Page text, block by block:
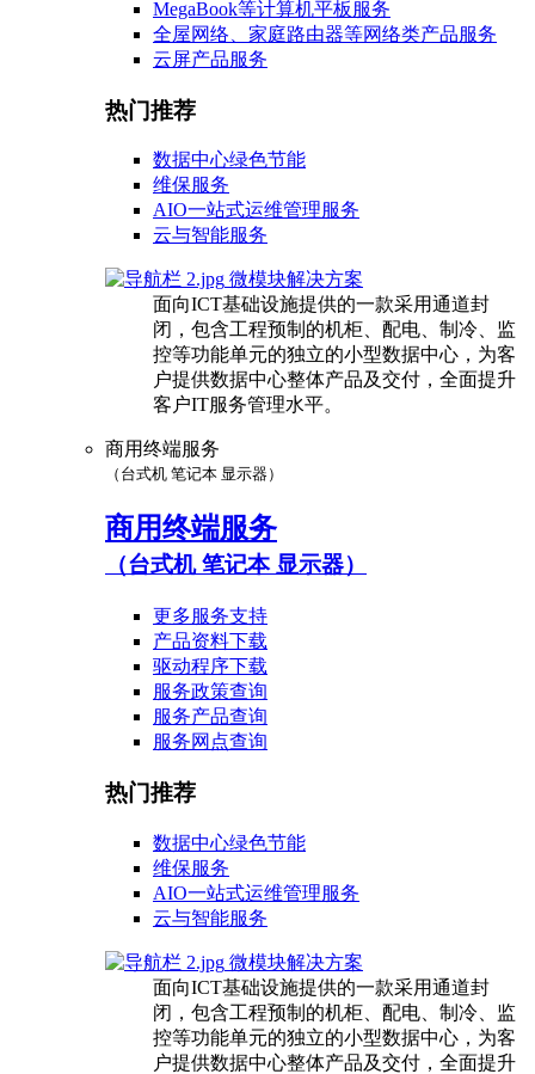
MegaBook等计算机平板服务
全屋网络、家庭路由器等网络类产品服务
云屏产品服务
热门推荐
数据中心绿色节能
维保服务
AIO一站式运维管理服务
云与智能服务
微模块解决方案
面向ICT基础设施提供的一款采用通道封
闭，包含工程预制的机柜、配电、制冷、监
控等功能单元的独立的小型数据中心，为客
户提供数据中心整体产品及交付，全面提升
客户IT服务管理水平。
商用终端服务
（台式机 笔记本 显示器）
商用终端服务
（台式机 笔记本 显示器）
更多服务支持
产品资料下载
驱动程序下载
服务政策查询
服务产品查询
服务网点查询
热门推荐
数据中心绿色节能
维保服务
AIO一站式运维管理服务
云与智能服务
微模块解决方案
面向ICT基础设施提供的一款采用通道封
闭，包含工程预制的机柜、配电、制冷、监
控等功能单元的独立的小型数据中心，为客
户提供数据中心整体产品及交付，全面提升